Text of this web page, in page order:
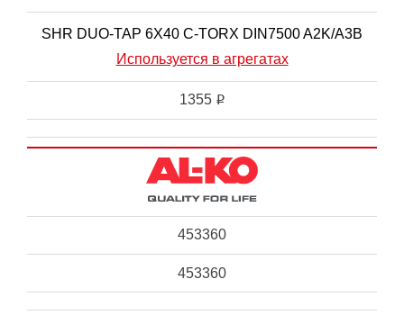
SHR DUO-TAP 6X40 C-TORX DIN7500 A2K/A3B
Используется в агрегатах
1355 i
453360
453360